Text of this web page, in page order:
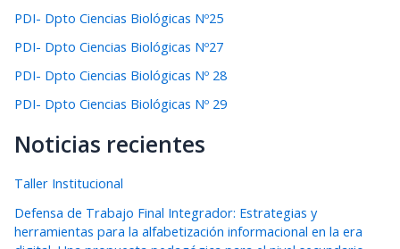
PDI- Dpto Ciencias Biológicas Nº25
PDI- Dpto Ciencias Biológicas Nº27
PDI- Dpto Ciencias Biológicas Nº 28
PDI- Dpto Ciencias Biológicas Nº 29
Noticias recientes
Taller Institucional
Defensa de Trabajo Final Integrador: Estrategias y
herramientas para la alfabetización informacional en la era